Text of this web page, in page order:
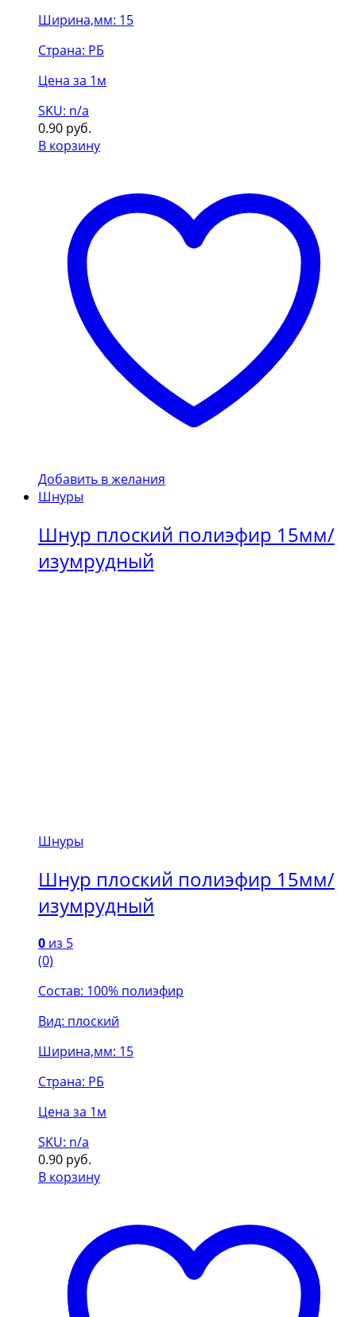
Ширина,мм: 15
Страна: РБ
Цена за 1м
SKU: n/a
0.90 руб.
В корзину
Добавить в желания
Шнуры
Шнур плоский полиэфир 15мм/
изумрудный
Шнуры
Шнур плоский полиэфир 15мм/
изумрудный
0 из 5
(0)
Состав: 100% полиэфир
Вид: плоский
Ширина,мм: 15
Страна: РБ
Цена за 1м
SKU: n/a
0.90 руб.
В корзину